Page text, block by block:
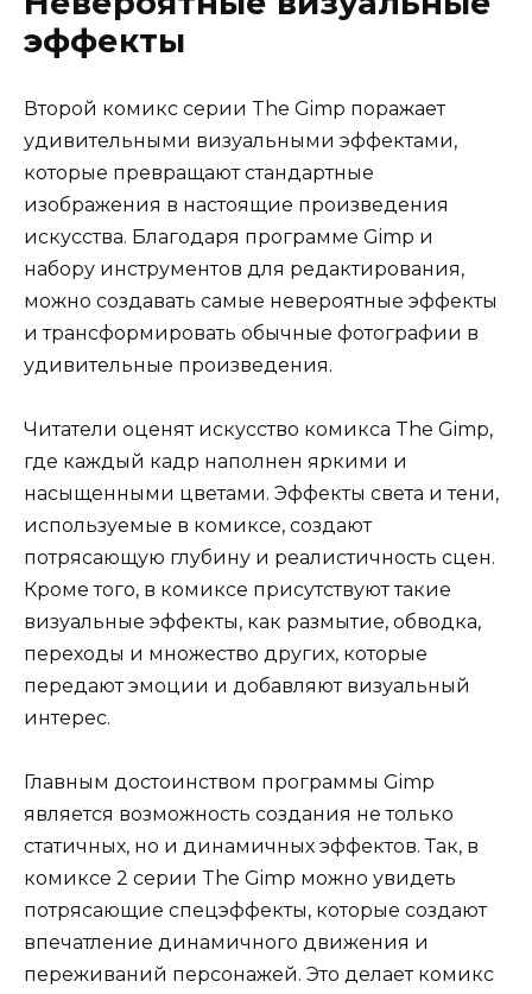
эффекты
Второй комикс серии The Gimp поражает
удивительными визуальными эффектами,
которые превращают стандартные
изображения в настоящие произведения
искусства. Благодаря программе Gimp и
набору инструментов для редактирования,
можно создавать самые невероятные эффекты
и трансформировать обычные фотографии в
удивительные произведения.
Читатели оценят искусство комикса The Gimp,
где каждый кадр наполнен яркими и
насыщенными цветами. Эффекты света и тени,
используемые в комиксе, создают
потрясающую глубину и реалистичность сцен.
Кроме того, в комиксе присутствуют такие
визуальные эффекты, как размытие, обводка,
переходы и множество других, которые
передают эмоции и добавляют визуальный
интерес.
Главным достоинством программы Gimp
является возможность создания не только
статичных, но и динамичных эффектов. Так, в
комиксе 2 серии The Gimp можно увидеть
потрясающие спецэффекты, которые создают
впечатление динамичного движения и
переживаний персонажей. Это делает комикс